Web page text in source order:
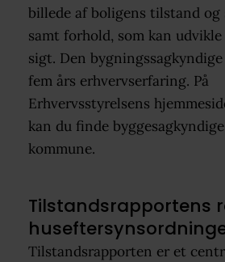
billede af boligens tilstand og
samt forhold, som kan
sigt. Den
fem års erhvervserfaring. På
Erhvervsstyrelsens
kan du finde
kommune.
Tilstandsrapportens
Tilstandsrapporten er et